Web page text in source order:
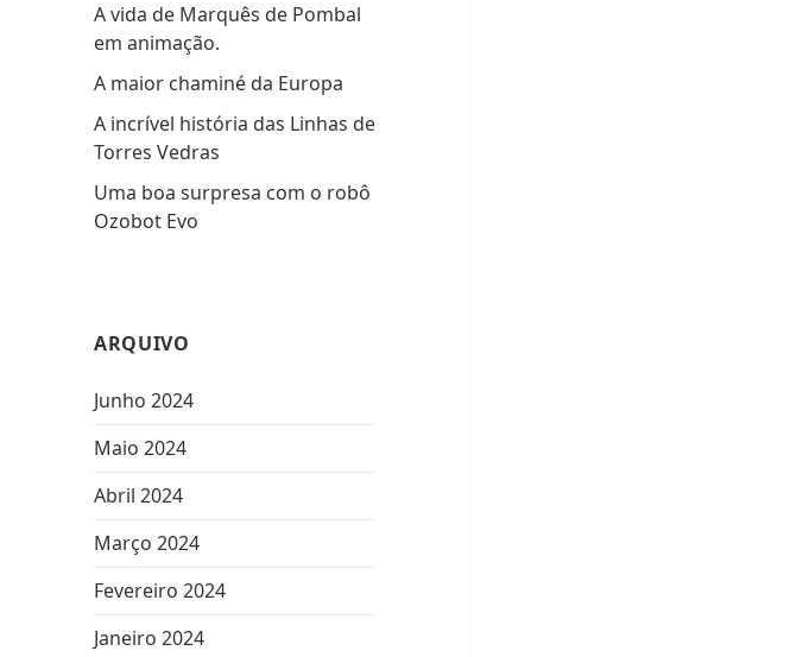
A vida de Marquês de Pombal
em animação.
A maior chaminé da Europa
A incrível história das Linhas de
Torres Vedras
Uma boa surpresa com o robô
Ozobot Evo
ARQUIVO
Junho 2024
Maio 2024
Abril 2024
Março 2024
Fevereiro 2024
Janeiro 2024